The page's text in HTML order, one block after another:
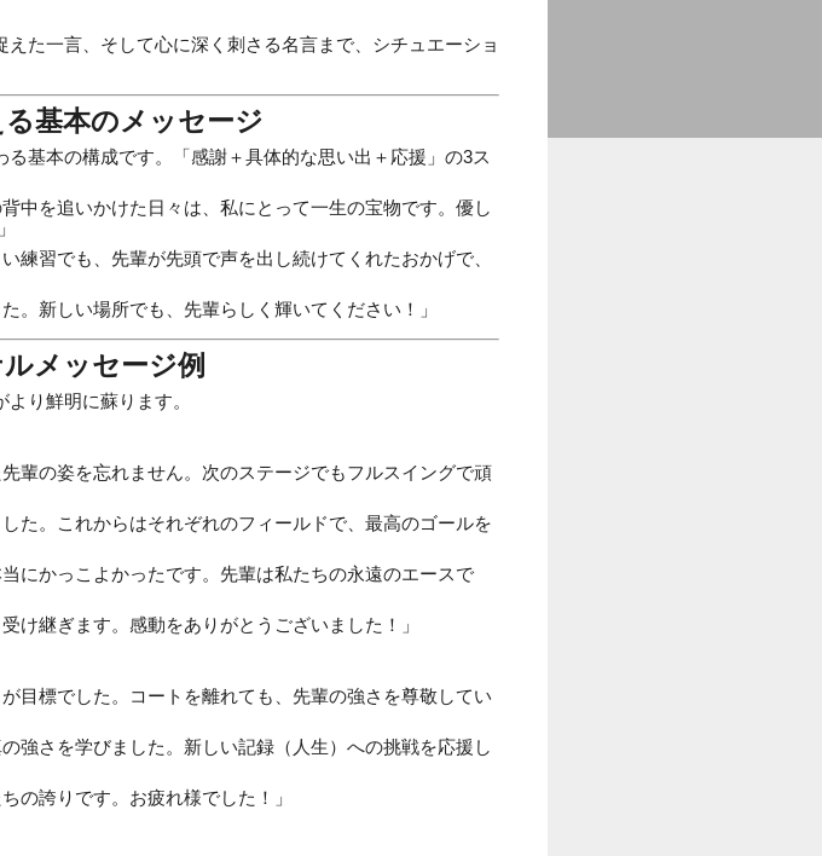
た一言、そして心に深く刺さる名言まで、シチュエーショ
基本のメッセージ
基本の構成です。「感謝＋具体的な思い出＋応援」の3ス
中を追いかけた日々は、私にとって一生の宝物です。優し
練習でも、先輩が先頭で声を出し続けてくれたおかげで、
。新しい場所でも、先輩らしく輝いてください！」
メッセージ例
り鮮明に蘇ります。
輩の姿を忘れません。次のステージでもフルスイングで頑
た。これからはそれぞれのフィールドで、最高のゴールを
にかっこよかったです。先輩は私たちの永遠のエースで
け継ぎます。感動をありがとうございました！」
目標でした。コートを離れても、先輩の強さを尊敬してい
強さを学びました。新しい記録（人生）への挑戦を応援し
の誇りです。お疲れ様でした！」